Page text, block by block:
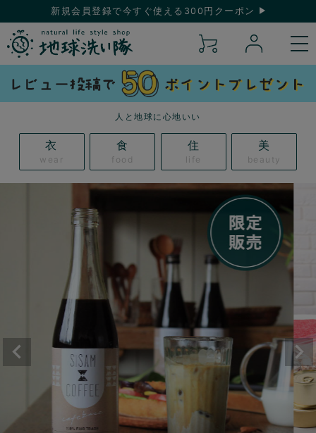
新規会員登録で今すぐ使える300円クーポン
人と地球に心地いい
衣
wear
食
food
住
life
美
beauty